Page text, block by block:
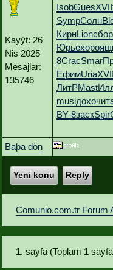
Kayýt: 26
Nis 2025
Mesajlar:
135746
IsobGuesXVII
SympСолн
КирнLionсбор
Юрьехоро
8CracSmar
ЕфимUriaXVII
ЛитРMast
musiдохо
BY-8заскSpir
Baþa dön
Yeni konu Reply
Comunio.com.tr Forum
1. sayfa (Toplam 1